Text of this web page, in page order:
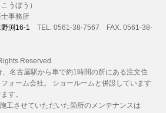
うぼう）
事務所
渕16-1
TEL. 0561-38-7567 FAX. 0561-38-
Reserved.
、名古屋駅から車で約1時間の所にある注文住
ォーム会社。 ショールームと併設しています
す。
工させていただいた箇所のメンテナンスは